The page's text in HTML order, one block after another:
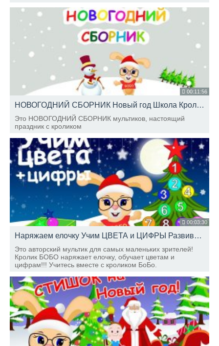
00:11:56
НОВОГОДНИЙ СБОРНИК Новый год Школа Кролика Бобо
Это НОВОГОДНИЙ СБОРНИК мультиков, настоящий
праздник с кроликом
00:03:30
Наряжаем елочку Учим ЦВЕТА и ЦИФРЫ Развивающий мультик про НОВЫЙ ГОД Школа Кролика БоБо
Это авторский мультик для самых маленьких зрителей!
Кролик БОБО наряжает елочку, обучает цветам и
цифрам!!! Учитесь вместе с кроликом БоБо.